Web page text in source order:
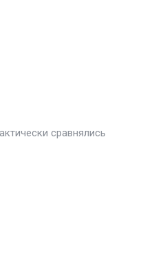
сравнялись